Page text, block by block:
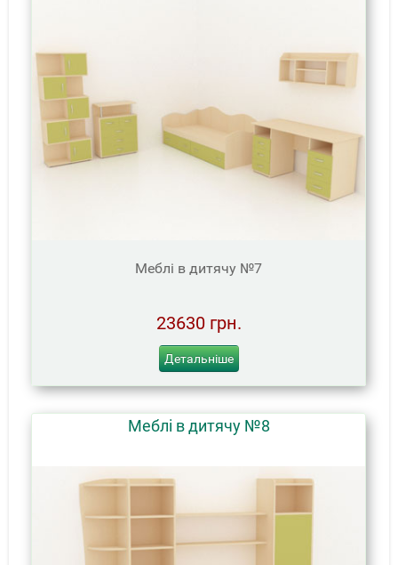
Меблі в дитячу №7
23630 грн.
Детальніше
Меблі в дитячу №8